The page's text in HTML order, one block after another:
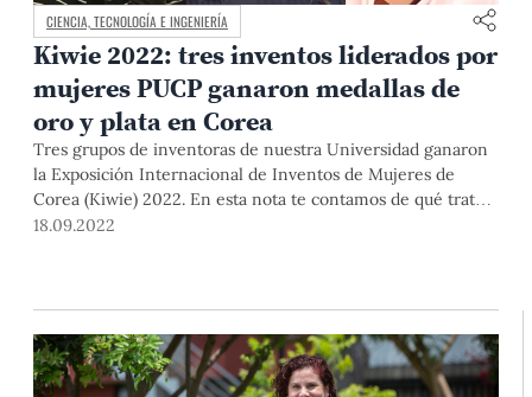
CIENCIA, TECNOLOGÍA E INGENIERÍA
Kiwie 2022: tres inventos liderados por
mujeres PUCP ganaron medallas de
oro y plata en Corea
Tres grupos de inventoras de nuestra Universidad ganaron
la Exposición Internacional de Inventos de Mujeres de
Corea (Kiwie) 2022. En esta nota te contamos de qué tratan
sus proyectos.
18.09.2022